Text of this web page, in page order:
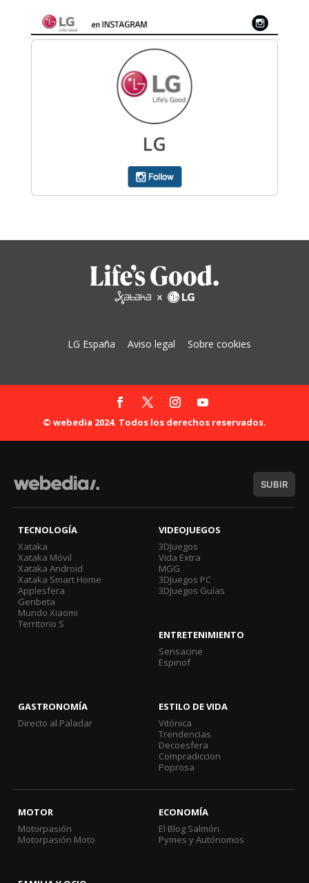
LG España Aviso legal Sobre cookies
© webedia 2024. Todos los derechos reservados.
SUBIR
TECNOLOGÍA
Xataka
Xataka Móvil
Xataka Android
Xataka Smart Home
Applesfera
Genbeta
Mundo Xiaomi
Territorio S
VIDEOJUEGOS
3DJuegos
Vida Extra
MGG
3DJuegos PC
3DJuegos Guías
ENTRETENIMIENTO
Sensacine
Espinof
GASTRONOMÍA
Directo al Paladar
ESTILO DE VIDA
Vitónica
Trendencias
Decoesfera
Compradiccion
Poprosa
MOTOR
Motorpasión
Motorpasión Moto
ECONOMÍA
El Blog Salmón
Pymes y Autónomos